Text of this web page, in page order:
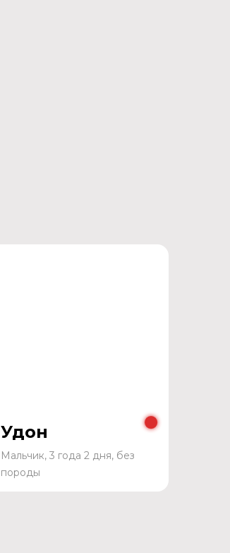
Удон
Мальчик, 3 года 2 дня, без
породы